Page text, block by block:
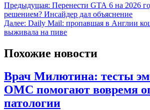
Предыдущая: Перенести GTA 6 на 2026
решением? Инсайдер дал объяснение
Далее: Daily Mail: пропавшая в Англии
выживала на пиве
Похожие новости
Врач Милютина: тесты
ОМС помогают вовремя
патологии